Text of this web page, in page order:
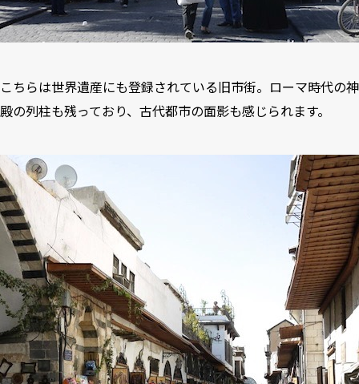
こちらは世界遺産にも登録されている旧市街。ローマ時代の神
殿の列柱も残っており、古代都市の面影も感じられます。